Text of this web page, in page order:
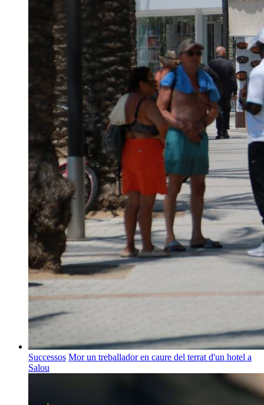
Successos Mor un treballador en caure del terrat d'un hotel a
Salou